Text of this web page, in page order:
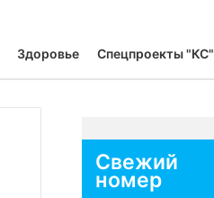
Здоровье Спецпроекты "КС"
Свежий
номер